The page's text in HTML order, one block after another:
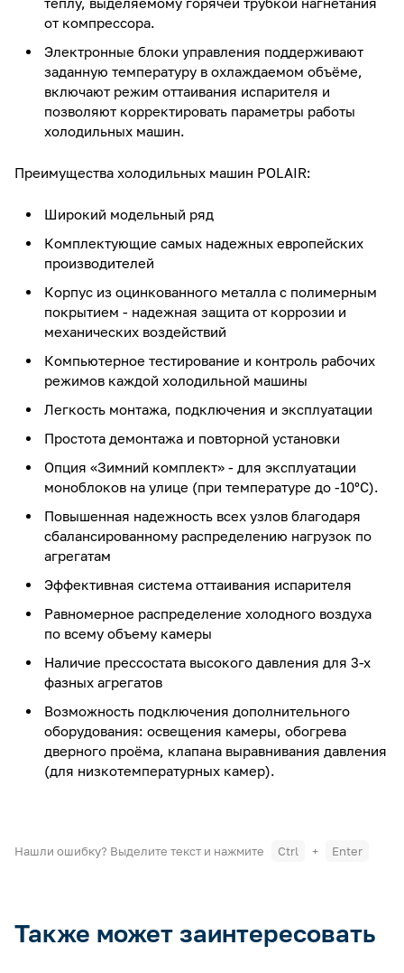
от компрессора.
Электронные блоки управления поддерживают
заданную температуру в охлаждаемом объёме,
включают режим оттаивания испарителя и
позволяют корректировать параметры работы
холодильных машин.
Преимущества холодильных машин POLAIR:
Широкий модельный ряд
Комплектующие самых надежных европейских
производителей
Корпус из оцинкованного металла с полимерным
покрытием - надежная защита от коррозии и
механических воздействий
Компьютерное тестирование и контроль рабочих
режимов каждой холодильной машины
Легкость монтажа, подключения и эксплуатации
Простота демонтажа и повторной установки
Опция «Зимний комплект» - для эксплуатации
моноблоков на улице (при температуре до -10°С).
Повышенная надежность всех узлов благодаря
сбалансированному распределению нагрузок по
агрегатам
Эффективная система оттаивания испарителя
Равномерное распределение холодного воздуха
по всему объему камеры
Наличие прессостата высокого давления для 3-х
фазных агрегатов
Возможность подключения дополнительного
оборудования: освещения камеры, обогрева
дверного проёма, клапана выравнивания давления
(для низкотемпературных камер).
Нашли ошибку? Выделите текст и нажмите Ctrl + Enter
Также может заинтересовать